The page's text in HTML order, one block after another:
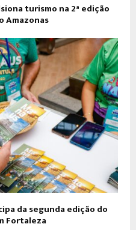
turismo na 2ª edição
Amazonas
da segunda edição do
Fortaleza